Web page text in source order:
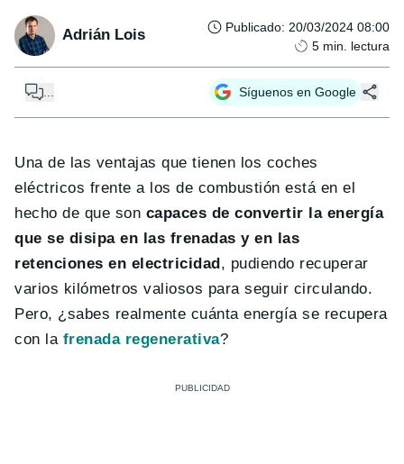
Adrián Lois Publicado: 20/03/2024 08:00
5 min. lectura
Síguenos en Google
Una de las ventajas que tienen los coches
eléctricos frente a los de combustión está en el
hecho de que son capaces de convertir la energía
que se disipa en las frenadas y en las
retenciones en electricidad, pudiendo recuperar
varios kilómetros valiosos para seguir circulando.
Pero, ¿sabes realmente cuánta energía se recupera
con la frenada regenerativa?